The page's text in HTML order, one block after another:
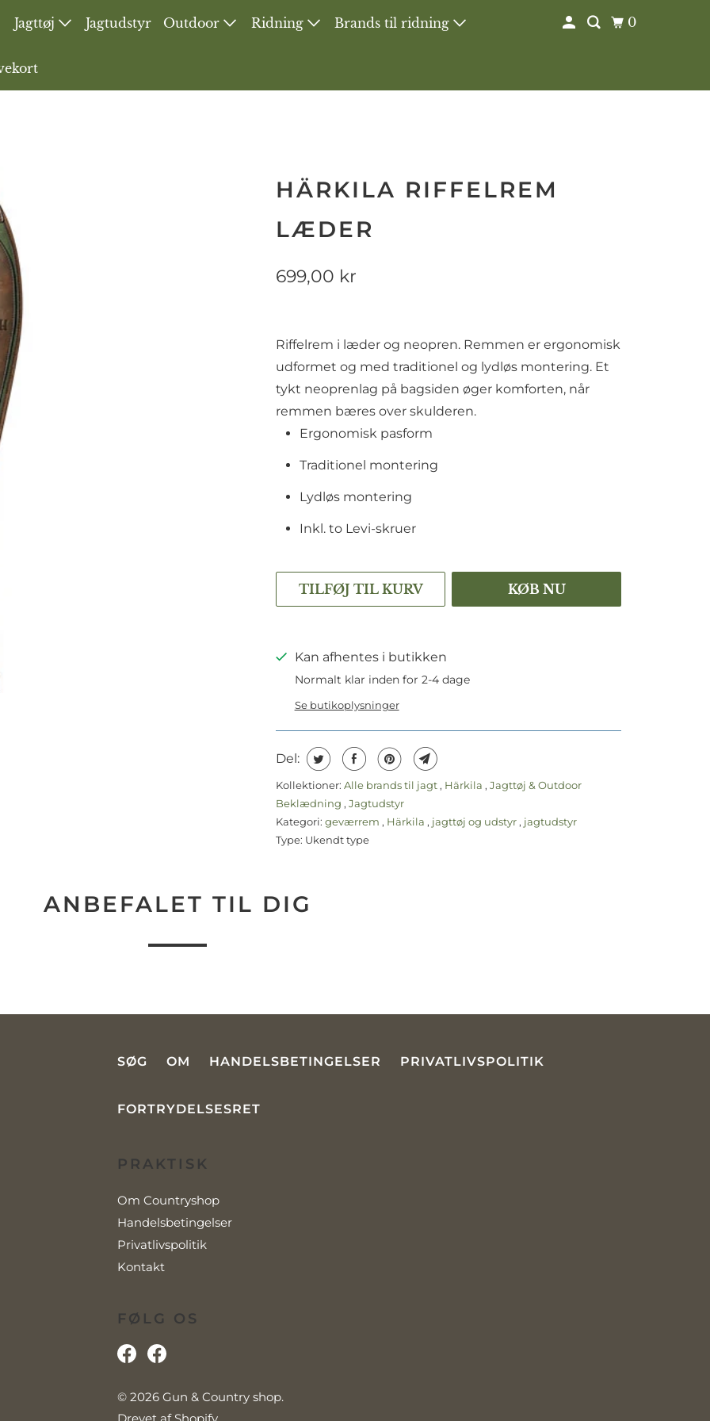
Jagttøj Jagtudstyr Outdoor Ridning Brands til ridning 0
HÄRKILA RIFFELREM
LÆDER
699,00 kr
Riffelrem i læder og neopren. Remmen er ergonomisk
udformet og med traditionel og lydløs montering. Et
tykt neoprenlag på bagsiden øger komforten, når
remmen bæres over skulderen.
Ergonomisk pasform
Traditionel montering
Lydløs montering
Inkl. to Levi-skruer
TILFØJ TIL KURV KØB NU
Kan afhentes i butikken
Normalt klar inden for 2-4 dage
Se butikoplysninger
Del:
Kollektioner: Alle brands til jagt , Härkila , Jagttøj & Outdoor
Beklædning , Jagtudstyr
Kategori: geværrem , Härkila , jagttøj og udstyr , jagtudstyr
Type: Ukendt type
ANBEFALET TIL DIG
SØG OM HANDELSBETINGELSER PRIVATLIVSPOLITIK
FORTRYDELSESRET
PRAKTISK
Om Countryshop
Handelsbetingelser
Privatlivspolitik
Kontakt
FØLG OS
© 2026Gun & Country shop.